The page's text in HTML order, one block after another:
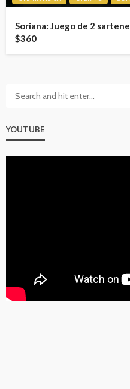
Soriana: Juego de 2
$360
YOUTUBE